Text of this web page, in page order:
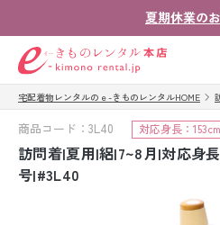
夏期休業の
ゲスト
お気に入り ログイ
会社案内
宅配着物レンタルのｅ-きものレンタルHOME
商品コード：3L40 対応身長：
訪問着|夏用|絽|7~8月|対応身
号|#3L40